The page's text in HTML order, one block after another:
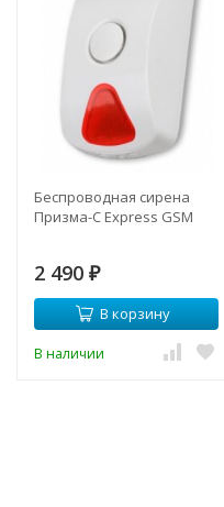
Беспроводная сирена
Призма-С Express GSM
2 490 ₽
В корзину
В наличии